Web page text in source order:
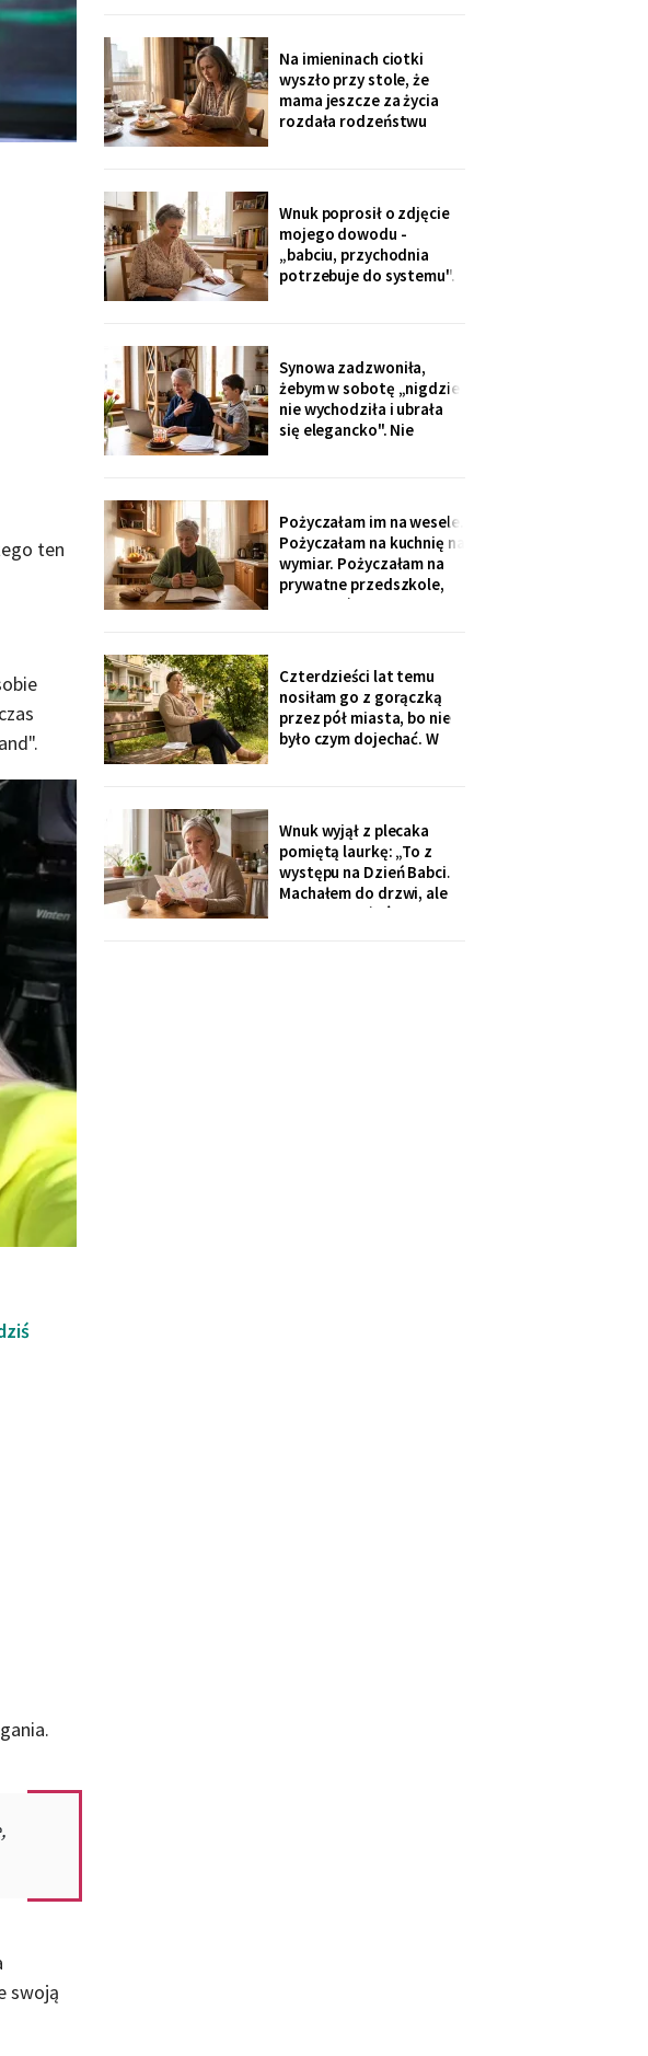
ten
swoją
sąsiadka wspomniała, że
córka była u mnie we
wtorek - kiedy ja
siedziałam w przychodni.
Nigdy nie dawałam
Na imieninach ciotki
wyszło przy stole, że
mama jeszcze za życia
rozdała rodzeństwu
dostałam jej różaniec, po
pogrzebie, z szuflady.
Siostra wyjaśniła: „Ty i
tak zawsze byłaś
ustawiona."
Wnuk poprosił o zdjęcie
mojego dowodu -
„babciu, przychodnia
potrzebuje do systemu".
tysiące, na moje dane.
Wnuk płakał, że odda.
Córka na to: „tylko
nigdzie nie zgłaszaj,
chcesz mu zniszczyć
Synowa zadzwoniła,
żebym w sobotę „nigdzie
nie wychodziła i ubrała
się elegancko". Nie
domu opieki. Przyjechali
z tortem i laptopem:
bilety do Rzymu na moje
siedemdziesiąte
urodziny
Pożyczałam im na wesele.
Pożyczałam na kuchnię na
wymiar. Pożyczałam na
prywatne przedszkole,
„bo Kubuś jest wrażliwy".
poprosiłam o pożyczkę -
na okulary progresywne -
i usłyszałam, że „trzeba
było sobie
Czterdzieści lat temu
nosiłam go z gorączką
przez pół miasta, bo nie
było czym dojechać. W
prześwietlenie biodra.
„Mamo, od tego jest
teraz taksówka dla
seniorów, zamów sobie".
Zamówiłam - kierowca
Wnuk wyjął z plecaka
pomiętą laurkę: „To z
występu na Dzień Babci.
Machałem do drzwi, ale
nie przyszłaś". Żadnego